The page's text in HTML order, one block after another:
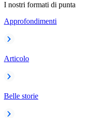
I nostri formati di punta
Approfondimenti
Articolo
Belle storie